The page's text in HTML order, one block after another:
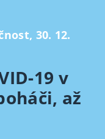
30. 12.
19 v
až